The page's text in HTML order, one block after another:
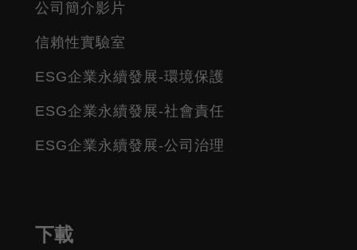
公司簡介影片
信賴性實驗室
ESG企業永續發展-環境保護
ESG企業永續發展-社會責任
ESG企業永續發展-公司治理
下載